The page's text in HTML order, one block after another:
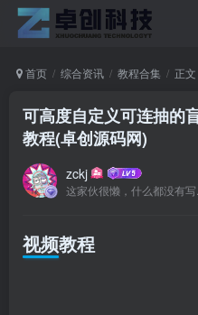
首页 综合资讯 教程合集 正文
可高度自定义可连抽的
教程(卓创源码网)
zckj
这家伙很懒，什么都没有写...
视频教程